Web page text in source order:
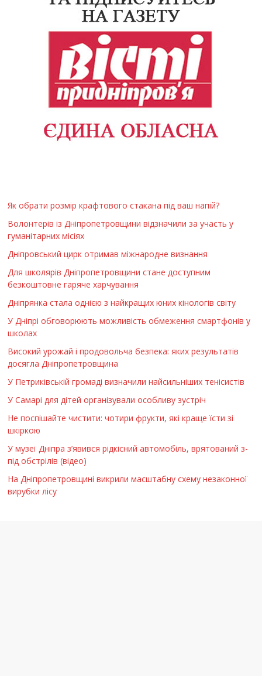
Як обрати розмір крафтового стакана під ваш напій?
Волонтерів із Дніпропетровщини відзначили за участь у
гуманітарних місіях
Дніпровський цирк отримав міжнародне визнання
Для школярів Дніпропетровщини стане доступним
безкоштовне гаряче харчування
Дніпрянка стала однією з найкращих юних кінологів світу
У Дніпрі обговорюють можливість обмеження смартфонів у
школах
Високий урожай і продовольча безпека: яких результатів
досягла Дніпропетровщина
У Петриківській громаді визначили найсильніших тенісистів
У Самарі для дітей організували особливу зустріч
Не поспішайте чистити: чотири фрукти, які краще їсти зі
шкіркою
У музеї Дніпра з’явився рідкісний автомобіль, врятований з-
під обстрілів (відео)
На Дніпропетровщині викрили масштабну схему незаконної
вирубки лісу